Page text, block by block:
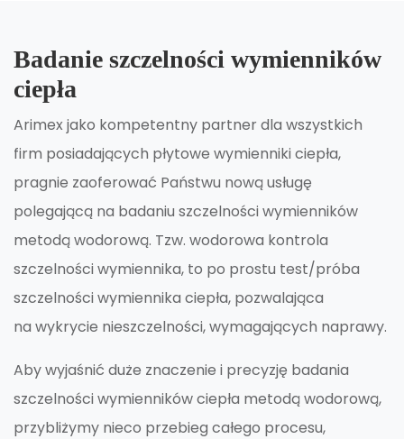
Badanie szczelności wymienników
ciepła
Arimex jako kompetentny partner dla wszystkich
firm posiadających płytowe wymienniki ciepła,
pragnie zaoferować Państwu nową usługę
polegającą na badaniu szczelności wymienników
metodą wodorową. Tzw. wodorowa kontrola
szczelności wymiennika, to po prostu test/próba
szczelności wymiennika ciepła, pozwalająca
na wykrycie nieszczelności, wymagających naprawy.
Aby wyjaśnić duże znaczenie i precyzję badania
szczelności wymienników ciepła metodą wodorową,
przybliżymy nieco przebieg całego procesu,